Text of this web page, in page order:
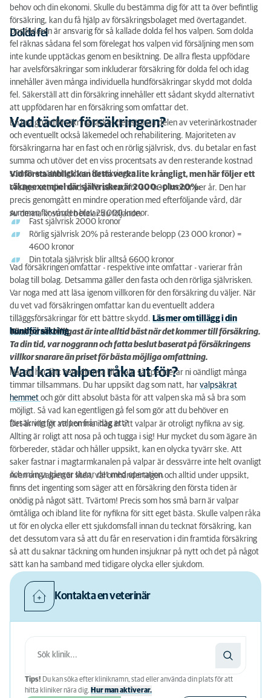
behov och din ekonomi. Skulle du bestämma dig för att ta över befintlig
försäkring, kan du få hjälp av försäkringsbolaget med övertagandet.
Dolda fel
Uppfödaren är ansvarig för så kallade dolda fel hos valpen. Som dolda
fel räknas sådana fel som förelegat hos valpen vid försäljning men som
inte kunde upptäckas genom en besiktning. De allra flesta uppfödare
har avelsförsäkringar som inkluderar försäkring för dolda fel och idag
innehåller även många individuella hundförsäkringar skydd mot dolda
fel. Säkerställ att din försäkring innehåller ett sådant skydd alternativt
att uppfödaren har en försäkring som omfattar det.
Vad täcker försäkringen?
En bra grundförsäkring täcker den största delen av veterinärkostnader
och eventuellt också läkemedel och rehabilitering. Majoriteten av
försäkringarna har en fast och en rörlig självrisk, dvs. du betalar en fast
summa och utöver det en viss procentsats av den resterande kostnad
som är ersättningsbar i försäkringen.
Vid första anblick kan detta verka lite krångligt, men här följer ett
räkneexempel där självrisken är 2000:- plus 20%:
Vi säger att din hund är försäkrad för 30 000 kronor per år. Den har
precis genomgått en mindre operation med efterföljande vård, där
summan för vården blev 25 000 kronor.
Av denna kostnad betalar du följande:
Fast självrisk 2000 kronor
Rörlig självrisk 20% på resterande belopp (23 000 kronor) =
4600 kronor
Din totala självrisk blir alltså 6600 kronor
Vad försäkringen omfattar - respektive inte omfattar - varierar från
bolag till bolag. Detsamma gäller den fasta och den rörliga självrisken.
Var noga med att läsa igenom villkoren för den försäkring du väljer. När
du vet vad försäkringen omfattar kan du eventuellt addera
tilläggsförsäkringar för ett bättre skydd. Läs mer om tillägg i din
hundförsäkring.
Tänk på att billigast är inte alltid bäst när det kommer till försäkring.
Ta din tid, var noggrann och fatta beslut baserat på försäkringens
villkor snarare än priset för bästa möjliga omfattning.
Vad kan valpen råka ut för?
När du har fått hem din nya lilla valp så spenderar ni oändligt många
timmar tillsammans. Du har uppsikt dag som natt, har valpsäkrat
hemmet och gör ditt absolut bästa för att valpen ska må så bra som
möjligt. Så vad kan egentligen gå fel som gör att du behöver en
försäkring för valpen från dag ett?
Det är viktigt att komma ihåg är att valpar är otroligt nyfikna av sig.
Allting är roligt att nosa på och tugga i sig! Hur mycket du som ägare än
förbereder, städar och håller uppsikt, kan en olycka tyvärr ske. Att
saker fastnar i magtarmkanalen på valpar är dessvärre inte helt ovanligt
och många gånger slutar det med operation.
Även om valpen är liten, väl omhändertagen och alltid under uppsikt,
finns det ingenting som säger att en försäkring den första tiden är
onödig på något sätt. Tvärtom! Precis som hos små barn är valpar
ömtåliga och ibland lite för nyfikna för sitt eget bästa. Skulle valpen råka
ut för en olycka eller ett sjukdomsfall innan du tecknat försäkring, kan
det dessutom vara så att du får en reservation i din framtida försäkring
så att du saknar täckning om hunden insjuknar på nytt och det på något
sätt kan ha samband med tidigare olycka eller sjukdom.
Kontakta en veterinär
Tips! Du kan söka efter kliniknamn, stad eller använda din plats för att
hitta kliniker nära dig. Hur man aktiverar.